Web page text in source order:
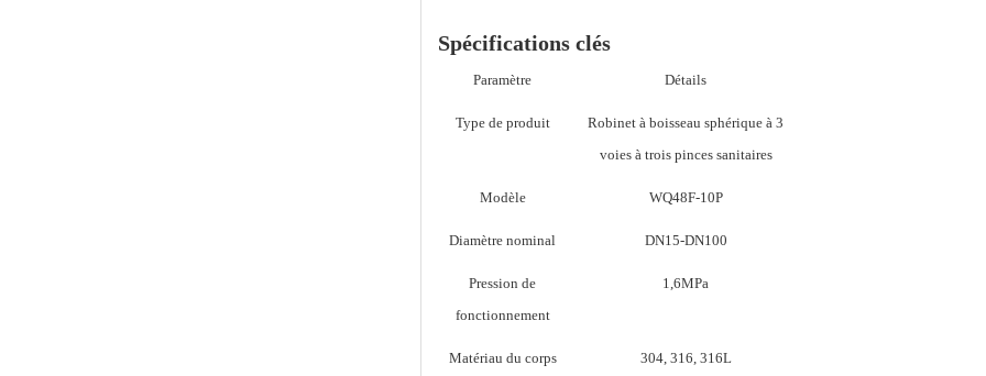
Spécifications clés
Paramètre Détails
Type de produit
Robinet à boisseau sphérique à 3
voies à trois pinces sanitaires
Modèle WQ48F-10P
Diamètre nominal DN15-DN100
Pression de
fonctionnement
1,6MPa
Matériau du corps 304, 316, 316L